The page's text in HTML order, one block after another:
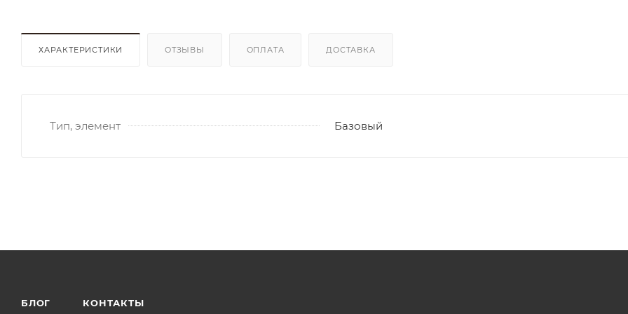
ХАРАКТЕРИСТИКИ ОТЗЫВЫ ОПЛАТА ДОСТАВКА
Тип, элемент Базовый
БЛОГ КОНТАКТЫ